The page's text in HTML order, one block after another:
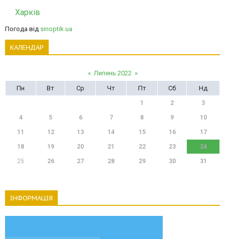
Харків
Погода від sinoptik.ua
КАЛЕНДАР
« Липень 2022 »
Пн
Вт Ср Чт Пт Сб Нд
1 2 3
4 5 6 7 8 9 10
11 12 13 14 15 16 17
18 19 20 21 22 23 24
25 26 27 28 29 30 31
ІНФОРМАЦІЯ